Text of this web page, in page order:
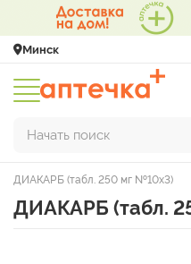
Минск
Начать поиск
ДИАКАРБ (табл. 250 мг №10х3)
ДИАКАРБ (табл.